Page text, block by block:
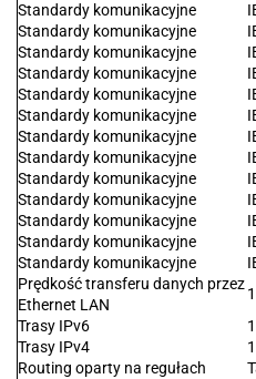
Standardy komunikacyjne
Standardy komunikacyjne
Standardy komunikacyjne
Standardy komunikacyjne
Standardy komunikacyjne
Standardy komunikacyjne
Standardy komunikacyjne
Standardy komunikacyjne
Standardy komunikacyjne
Standardy komunikacyjne
Standardy komunikacyjne
Standardy komunikacyjne
Standardy komunikacyjne
Prędkość transferu danych przez
Ethernet LAN
Trasy IPv6
Trasy IPv4
Routing oparty na regułach